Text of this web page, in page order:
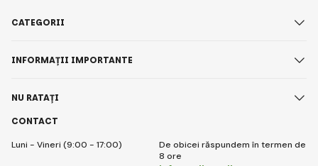
CONTACT
Luni - Vineri (9:00 - 17:00)
De obicei răspundem în termen de
8 ore
CATEGORII
INFORMAȚII IMPORTANTE
NU RATAȚI